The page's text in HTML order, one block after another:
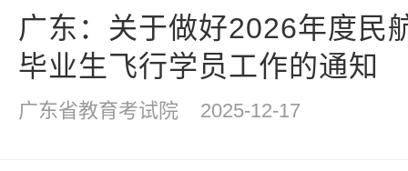
广东：关于做好2026年度民
毕业生飞行学员工作的通知
广东省教育考试院 2025-12-17